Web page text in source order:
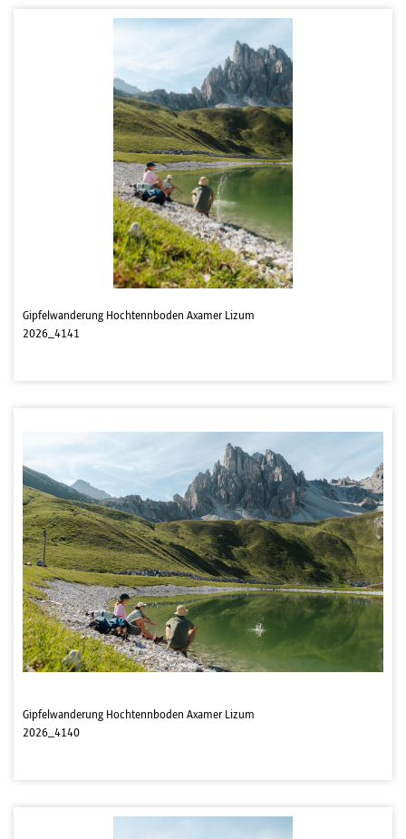
Gipfelwanderung Hochtennboden Axamer Lizum
2026_4141
Gipfelwanderung Hochtennboden Axamer Lizum
2026_4140